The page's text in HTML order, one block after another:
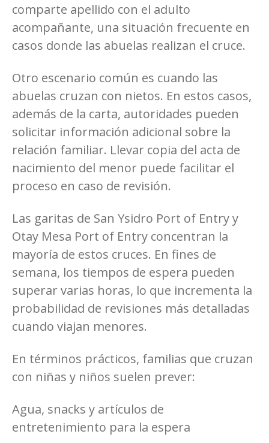
comparte apellido con el adulto
acompañante, una situación frecuente en
casos donde las abuelas realizan el cruce.
Otro escenario común es cuando las
abuelas cruzan con nietos. En estos casos,
además de la carta, autoridades pueden
solicitar información adicional sobre la
relación familiar. Llevar copia del acta de
nacimiento del menor puede facilitar el
proceso en caso de revisión.
Las garitas de San Ysidro Port of Entry y
Otay Mesa Port of Entry concentran la
mayoría de estos cruces. En fines de
semana, los tiempos de espera pueden
superar varias horas, lo que incrementa la
probabilidad de revisiones más detalladas
cuando viajan menores.
En términos prácticos, familias que cruzan
con niñas y niños suelen prever:
Agua, snacks y artículos de
entretenimiento para la espera